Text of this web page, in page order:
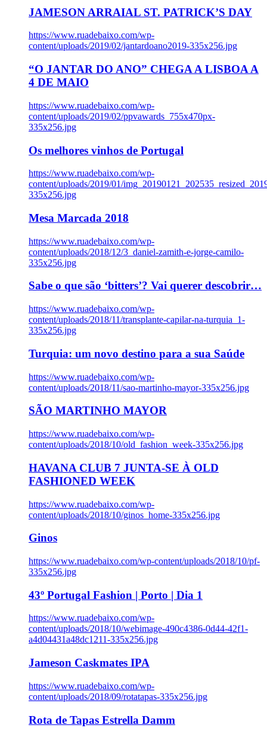
JAMESON ARRAIAL ST. PATRICK’S DAY
https://www.ruadebaixo.com/wp-
content/uploads/2019/02/jantardoano2019-335x256.jpg
“O JANTAR DO ANO” CHEGA A LISBOA A
4 DE MAIO
https://www.ruadebaixo.com/wp-
content/uploads/2019/02/ppvawards_755x470px-
335x256.jpg
Os melhores vinhos de Portugal
https://www.ruadebaixo.com/wp-
content/uploads/2019/01/
335x256.jpg
Mesa Marcada 2018
https://www.ruadebaixo.com/wp-
content/uploads/2018/12/3_daniel-zamith-e-jorge-camilo-
335x256.jpg
Sabe o que são ‘bitters’? Vai querer descobrir…
https://www.ruadebaixo.com/wp-
content/uploads/2018/11/transplante-capilar-na-turquia_1-
335x256.jpg
Turquia: um novo destino para a sua Saúde
https://www.ruadebaixo.com/wp-
content/uploads/2018/11/sao-martinho-mayor-335x256.jpg
SÃO MARTINHO MAYOR
https://www.ruadebaixo.com/wp-
content/uploads/2018/10/old_fashion_week-335x256.jpg
HAVANA CLUB 7 JUNTA-SE À OLD
FASHIONED WEEK
https://www.ruadebaixo.com/wp-
content/uploads/2018/10/ginos_home-335x256.jpg
Ginos
https://www.ruadebaixo.com/wp-content/uploads/2018/10/pf-
335x256.jpg
43º Portugal Fashion | Porto | Dia 1
https://www.ruadebaixo.com/wp-
content/uploads/2018/10/webimage-490c4386-0d44-42f1-
a4d04431a48dc1211-335x256.jpg
Jameson Caskmates IPA
https://www.ruadebaixo.com/wp-
content/uploads/2018/09/rotatapas-335x256.jpg
Rota de Tapas Estrella Damm